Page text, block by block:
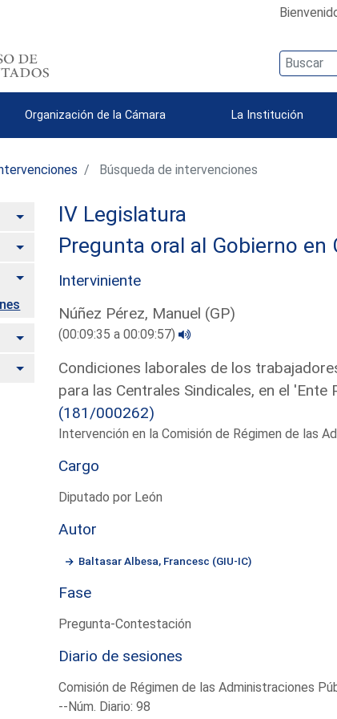
Organización de la Cámara La Institución
Búsqueda de intervenciones
Alternar
Alternar
Alternar
Alternar
Alternar
IV Legislatura
Pregunta oral al Gobierno en
Interviniente
Núñez Pérez, Manuel (GP)
(00:09:35 a 00:09:57)
Condiciones laborales de los
para las Centrales Sindicales, en el
(181/000262)
Intervención en la Comisión de Régimen de las
Cargo
Diputado por León
Autor
Baltasar Albesa, Francesc (GIU-IC)
Fase
Pregunta-Contestación
Diario de sesiones
Comisión de Régimen de las Administraciones
--Núm. Diario: 98